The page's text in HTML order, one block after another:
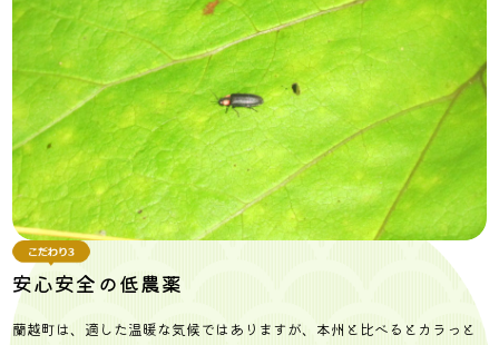
安心安全の低農薬
蘭越町は、適した温暖な気候ではありますが、本州と比べるとカラっと